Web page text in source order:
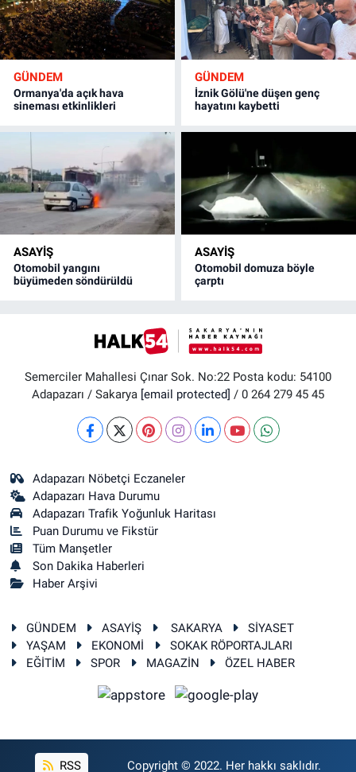
GÜNDEM
Ormanya'da açık hava
sineması etkinlikleri
GÜNDEM
İznik Gölü'ne düşen genç
hayatını kaybetti
ASAYİŞ
Otomobil yangını
büyümeden söndürüldü
ASAYİŞ
Otomobil domuza böyle
çarptı
Semerciler Mahallesi Çınar Sok. No:22 Posta kodu: 54100
Adapazarı / Sakarya [email protected] / 0 264 279 45 45
Adapazarı Nöbetçi Eczaneler
Adapazarı Hava Durumu
Adapazarı Trafik Yoğunluk Haritası
Puan Durumu ve Fikstür
Tüm Manşetler
Son Dakika Haberleri
Haber Arşivi
GÜNDEM ASAYİŞ SAKARYA
SİYASET
YAŞAM
EKONOMİ
SOKAK RÖPORTAJLARI
EĞİTİM
SPOR MAGAZİN ÖZEL HABER
RSS Copyright © 2022. Her hakkı saklıdır.